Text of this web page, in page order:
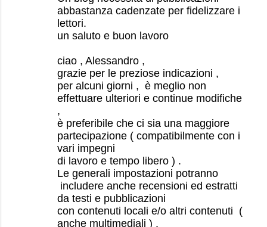
abbastanza cadenzate per fidelizzare i
lettori.
un saluto e buon lavoro
ciao , Alessandro ,
grazie per le preziose indicazioni ,
per alcuni giorni , è meglio non
effettuare ulteriori e continue modifiche
,
è preferibile che ci sia una maggiore
partecipazione ( compatibilmente con i
vari impegni
di lavoro e tempo libero ) .
Le generali impostazioni potranno
includere anche recensioni ed estratti
da testi e pubblicazioni
con contenuti locali e/o altri contenuti (
anche multimediali ) .